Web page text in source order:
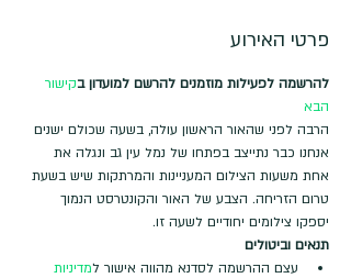
פרטי האירוע
להרשמה לפעילות מוזמנים להרשם למועדון בקישור
הבא
הרבה לפני שהאור הראשון עולה, בשעה שכולם ישנים
אנחנו כבר נתייצב בפתחו של נמל עין גב ונגלה את
אחת משעות הצילום המעניינות והמרתקות שיש בשעת
טרום הזריחה. הצבע של האור והקונטרסט הנמוך
יספקו צילומים יחודיים לשעה זו.
תנאים וביטולים
עצם ההרשמה לסדנא מהווה אישור למדיניות